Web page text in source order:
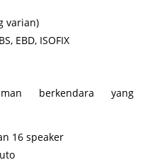
varian)
EBD, ISOFIX
berkendara yang
16 speaker